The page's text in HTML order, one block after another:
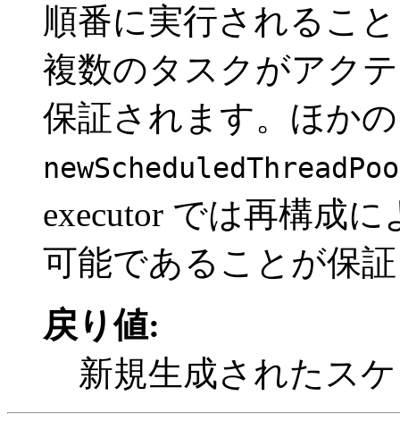
順番に実行されるこ
複数のタスクがアク
保証されます。ほか
executor では再構成
可能であることが保
戻り値:
新規生成されたス